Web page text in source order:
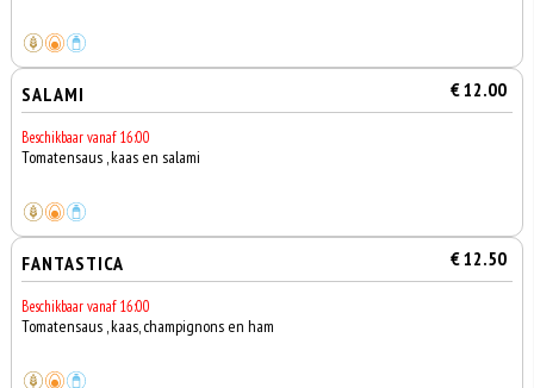
SALAMI € 12.00
Beschikbaar vanaf 16:00
Tomatensaus , kaas en salami
FANTASTICA € 12.50
Beschikbaar vanaf 16:00
Tomatensaus , kaas, champignons en ham